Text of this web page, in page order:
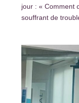
jour : « Comment
souffrant de